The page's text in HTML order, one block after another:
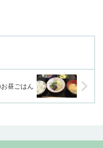
昼ごはん